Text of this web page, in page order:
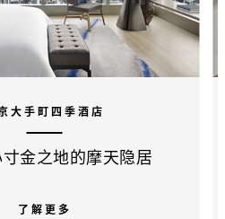
大手町四季酒店
金之地的摩天隐居
了解更多